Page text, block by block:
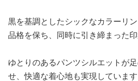
黒を基調としたシックなカラーリ
品格を保ち、同時に引き締まった印
ゆとりのあるパンツシルエットが
せ、快適な着心地も実現しています